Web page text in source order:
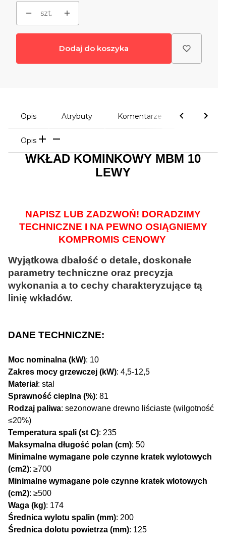
szt.
Dodaj do koszyka
Opis Atrybuty Komentarze
Opis
WKŁAD KOMINKOWY MBM 10
LEWY
NAPISZ LUB ZADZWOŃ! DORADZIMY
TECHNICZNE I NA PEWNO OSIĄGNIEMY
KOMPROMIS CENOWY
Wyjątkowa dbałość o detale, doskonałe
parametry techniczne oraz precyzja
wykonania a to cechy charakteryzujące tą
linię wkładów.
DANE TECHNICZNE:
Moc nominalna (kW): 10
Zakres mocy grzewczej (kW): 4,5-12,5
Materiał: stal
Sprawność cieplna (%): 81
Rodzaj paliwa: sezonowane drewno liściaste (wilgotność
≤20%)
Temperatura spali (st C): 235
Maksymalna długość polan (cm): 50
Minimalne wymagane pole czynne kratek wylotowych
(cm2): ≥700
Minimalne wymagane pole czynne kratek wlotowych
(cm2): ≥500
Waga (kg): 174
Średnica wylotu spalin (mm): 200
Średnica dolotu powietrza (mm): 125